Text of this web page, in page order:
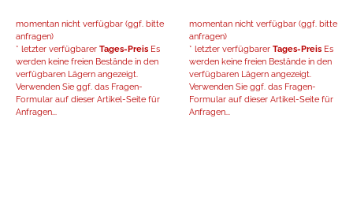
momentan nicht verfügbar (ggf. bitte
anfragen)
* letzter verfügbarer Tages-Preis Es
werden keine freien Bestände in den
verfügbaren Lägern angezeigt.
Verwenden Sie ggf. das Fragen-
Formular auf dieser Artikel-Seite für
Anfragen...
momentan nicht verfügbar (ggf. bitte
anfragen)
* letzter verfügbarer Tages-Preis Es
werden keine freien Bestände in den
verfügbaren Lägern angezeigt.
Verwenden Sie ggf. das Fragen-
Formular auf dieser Artikel-Seite für
Anfragen...